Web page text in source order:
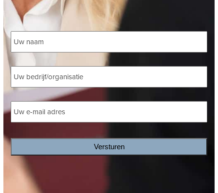
Naam *
Bedrijf *
E-
mailadres *